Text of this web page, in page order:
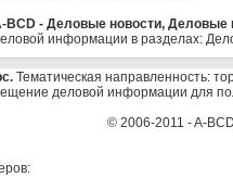
BCD - Деловые новости, Деловые
информации в разделах:
Тематическая направленность:
деловой информации для
© 2006-2011 - A-